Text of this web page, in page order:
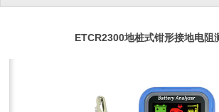
ETCR2300地桩式钳形接地电阻